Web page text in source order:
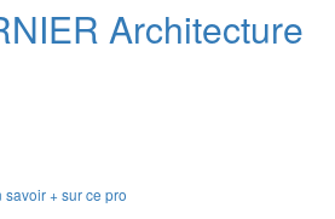
Architecture
savoir + sur ce pro